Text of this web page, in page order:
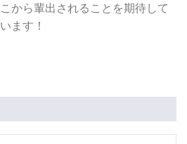
こから輩出されることを期待して
います！